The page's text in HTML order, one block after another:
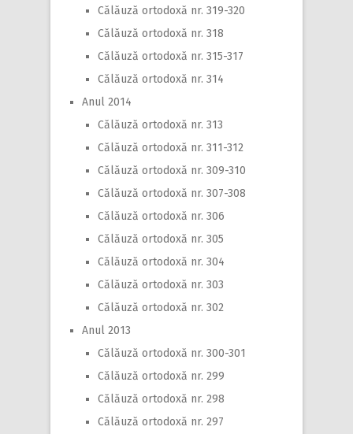
Călăuză ortodoxă nr. 319-320
Călăuză ortodoxă nr. 318
Călăuză ortodoxă nr. 315-317
Călăuză ortodoxă nr. 314
Anul 2014
Călăuză ortodoxă nr. 313
Călăuză ortodoxă nr. 311-312
Călăuză ortodoxă nr. 309-310
Călăuză ortodoxă nr. 307-308
Călăuză ortodoxă nr. 306
Călăuză ortodoxă nr. 305
Călăuză ortodoxă nr. 304
Călăuză ortodoxă nr. 303
Călăuză ortodoxă nr. 302
Anul 2013
Călăuză ortodoxă nr. 300-301
Călăuză ortodoxă nr. 299
Călăuză ortodoxă nr. 298
Călăuză ortodoxă nr. 297